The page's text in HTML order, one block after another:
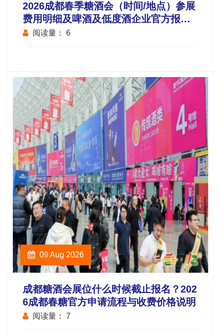
2026成都春季糖酒会（时间/地点）参展
费用明细及啤酒及低度酒企业官方报名
流程指南
阅读量： 6
09 Aug 2026
成都糖酒会展位什么时候截止报名？202
6成都春糖官方申请流程与收费价格说明
阅读量： 7